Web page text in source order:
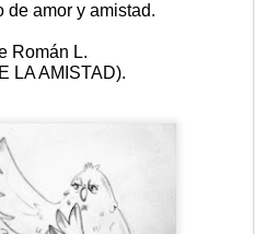
de amor y amistad.
Román L.
LA AMISTAD).